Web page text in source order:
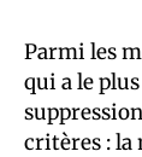
Parmi les
qui a le
critères : la